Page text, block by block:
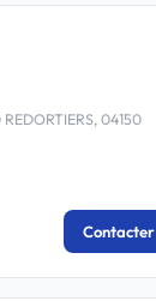
04150
Contacter